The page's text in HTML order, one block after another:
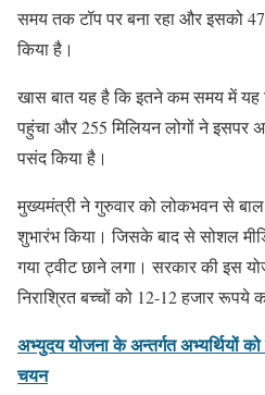
समय तक टॉप पर बना रहा और इसको
किया है।
खास बात यह है कि इतने कम समय में यह
पहुंचा और 255 मिलियन लोगों ने
पसंद किया है।
मुख्यमंत्री ने गुरुवार को लोकभवन से
शुभारंभ किया। जिसके बाद से सोशल
गया ट्वीट छाने लगा। सरकार की इस
निराश्रित बच्चों को 12-12 हजार रूपये का
अभ्युदय योजना के अन्तर्गत अभ्यर्थियों
चयन